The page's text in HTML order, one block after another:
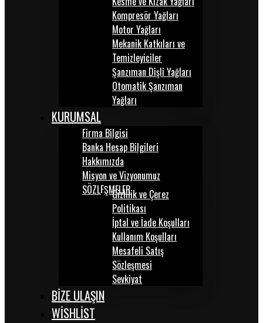
Kompresör Yağları
Motor Yağları
Mekanik Katkıları ve
Temizleyiciler
Şanzıman Dişli Yağları
Otomatik Şanzıman
Yağları
KURUMSAL
Firma Bilgisi
Banka Hesap Bilgileri
Hakkımızda
Misyon ve Vizyonumuz
SÖZLEŞMELERGizlilik ve Çerez
Politikası
İptal ve İade Koşulları
Kullanım Koşulları
Mesafeli Satış
Sözleşmesi
Sevkiyat
BİZE ULAŞIN
WISHLIST